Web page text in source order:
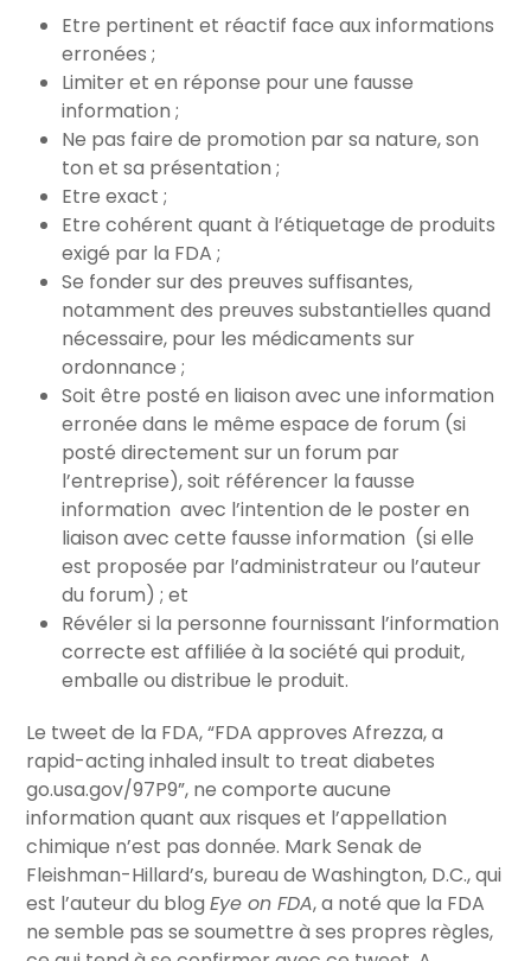
Etre pertinent et réactif face aux informations
erronées ;
Limiter et en réponse pour une fausse
information ;
Ne pas faire de promotion par sa nature, son
ton et sa présentation ;
Etre exact ;
Etre cohérent quant à l’étiquetage de produits
exigé par la FDA ;
Se fonder sur des preuves suffisantes,
notamment des preuves substantielles quand
nécessaire, pour les médicaments sur
ordonnance ;
Soit être posté en liaison avec une information
erronée dans le même espace de forum (si
posté directement sur un forum par
l’entreprise), soit référencer la fausse
information avec l’intention de le poster en
liaison avec cette fausse information (si elle
est proposée par l’administrateur ou l’auteur
du forum) ; et
Révéler si la personne fournissant l’information
correcte est affiliée à la société qui produit,
emballe ou distribue le produit.
Le tweet de la FDA, “FDA approves Afrezza, a
rapid-acting inhaled insult to treat diabetes
go.usa.gov/97P9”, ne comporte aucune
information quant aux risques et l’appellation
chimique n’est pas donnée. Mark Senak de
Fleishman-Hillard’s, bureau de Washington, D.C., qui
est l’auteur du blogEye on FDA, a noté que la FDA
ne semble pas se soumettre à ses propres règles,